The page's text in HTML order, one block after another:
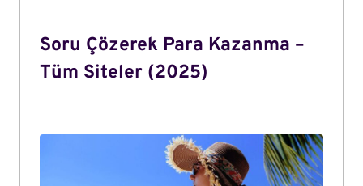
Soru Çözerek Para Kazanma –
Tüm Siteler (2025)